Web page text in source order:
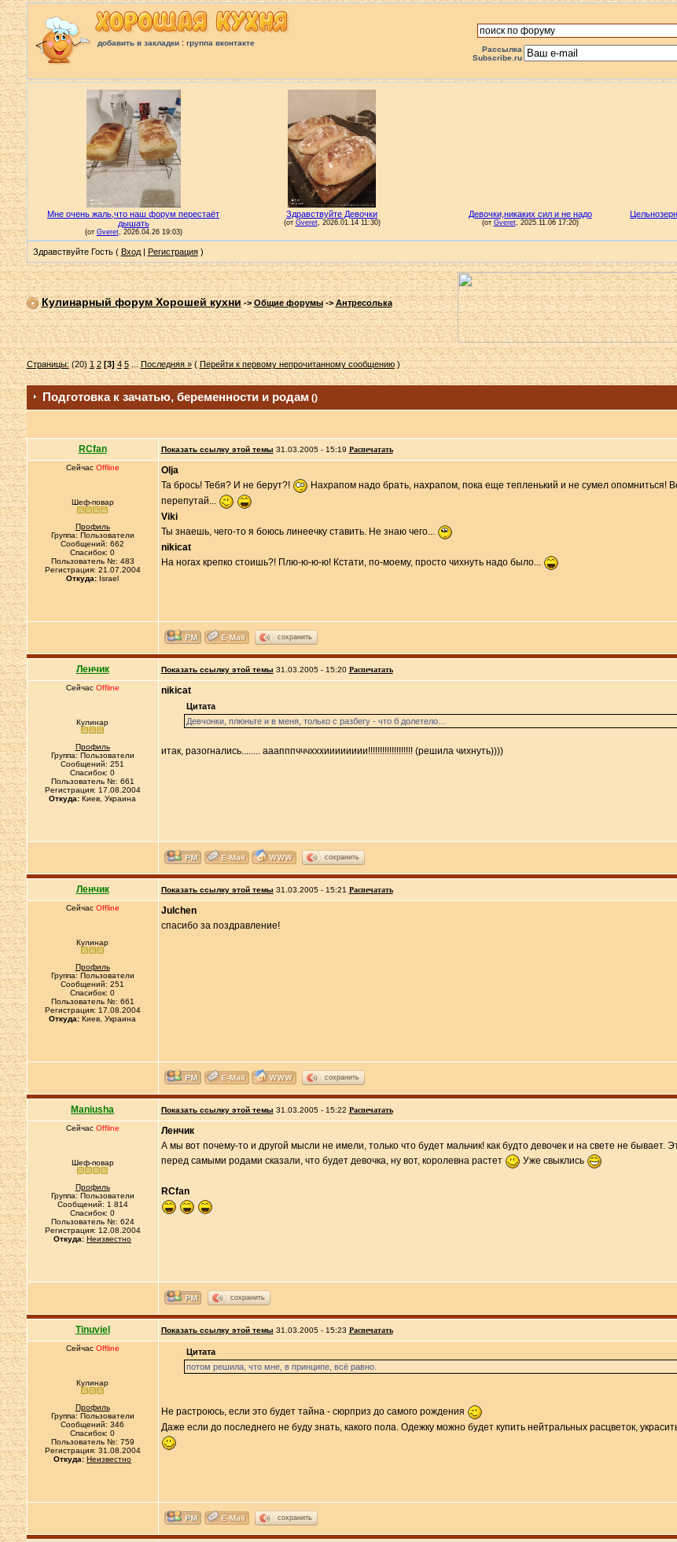
добавить в закладки: группа вконтакте
Рассылка
Subscribe.ru
Здравствуйте Гость ( Вход| Регистрация)
Кулинарный форум Хорошей кухни->Общие форумы-> Антресолька
Страницы:(20)1 2 [3] 4 5...Последняя »(Перейти к первому непрочитанному сообщению)
Подготовка к зачатью, беременности и родам ()
RCfan Показать ссылку этой темы 31.03.2005 - 15:19 Распечатать
Сейчас Offline
Шеф-повар
Профиль
Группа: Пользователи
Сообщений: 662
Спасибок: 0
Пользователь №: 483
Регистрация: 21.07.2004
Откуда: Israel
Olja
Та брось! Тебя? И не берут?!
Нахрапом надо брать, нахрапом, пока еще тепленький и не сумел опомниться!
перепутай...
Viki
Ты знаешь, чего-то я боюсь линеечку ставить. Не знаю чего...
nikicat
На ногах крепко стоишь?! Плю-ю-ю-ю! Кстати, по-моему, просто чихнуть надо было...
сохранить
Ленчик Показать ссылку этой темы 31.03.2005 - 15:20 Распечатать
Сейчас Offline
Кулинар
Профиль
Группа: Пользователи
Сообщений: 251
Спасибок: 0
Пользователь №: 661
Регистрация: 17.08.2004
Откуда: Киев, Украина
nikicat
Цитата
Девчонки, плюньте и в меня, только с разбегу - что б долетело...
итак, разогнались........ ааапппчччхххииииииии!!!!!!!!!!!!!!!!!!! (решила чихнуть))))
сохранить
Ленчик Показать ссылку этой темы 31.03.2005 - 15:21 Распечатать
Сейчас Offline
Кулинар
Профиль
Группа: Пользователи
Сообщений: 251
Спасибок: 0
Пользователь №: 661
Регистрация: 17.08.2004
Откуда: Киев, Украина
Julchen
спасибо за поздравление!
сохранить
Maniusha Показать ссылку этой темы 31.03.2005 - 15:22 Распечатать
Сейчас Offline
Шеф-повар
Профиль
Группа: Пользователи
Сообщений: 1 814
Спасибок: 0
Пользователь №: 624
Регистрация: 12.08.2004
Откуда: Неизвестно
Ленчик
А мы вот почему-то и другой мысли не имели, только что будет мальчик! как будто девочек и на свете не
перед самыми родами сказали, что будет девочка, ну вот, королевна растет
Уже свыклись
RCfan
сохранить
Tinuviel Показать ссылку этой темы 31.03.2005 - 15:23 Распечатать
Сейчас Offline
Кулинар
Профиль
Группа: Пользователи
Сообщений: 346
Спасибок: 0
Пользователь №: 759
Регистрация: 31.08.2004
Откуда: Неизвестно
Цитата
потом решила, что мне, в принципе, всё равно.
Не растроюсь, если это будет тайна - сюрприз до самого рождения
Даже если до последнего не буду знать, какого пола. Одежку можно будет купить нейтральных расцветок,
сохранить